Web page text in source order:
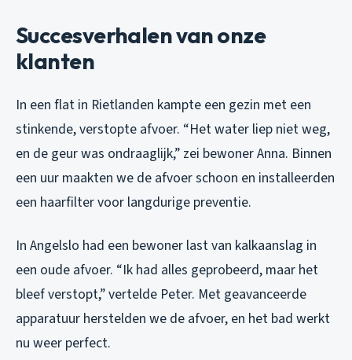
Succesverhalen van onze
klanten
In een flat in Rietlanden kampte een gezin met een
stinkende, verstopte afvoer. “Het water liep niet weg,
en de geur was ondraaglijk,” zei bewoner Anna. Binnen
een uur maakten we de afvoer schoon en installeerden
een haarfilter voor langdurige preventie.
In Angelslo had een bewoner last van kalkaanslag in
een oude afvoer. “Ik had alles geprobeerd, maar het
bleef verstopt,” vertelde Peter. Met geavanceerde
apparatuur herstelden we de afvoer, en het bad werkt
nu weer perfect.